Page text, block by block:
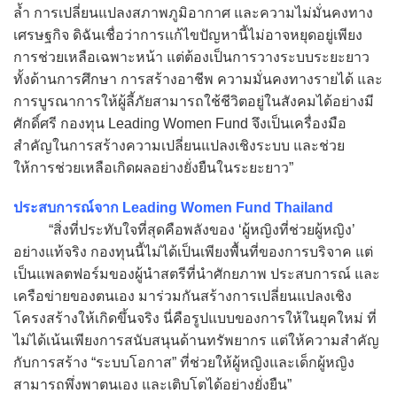
ล้ำ การเปลี่ยนแปลงสภาพภูมิอากาศ และความไม่มั่นคงทาง
เศรษฐกิจ ดิฉันเชื่อว่าการแก้ไขปัญหานี้ไม่อาจหยุดอยู่เพียง
การช่วยเหลือเฉพาะหน้า แต่ต้องเป็นการวางระบบระยะยาว
ทั้งด้านการศึกษา การสร้างอาชีพ ความมั่นคงทางรายได้ และ
การบูรณาการให้ผู้ลี้ภัยสามารถใช้ชีวิตอยู่ในสังคมได้อย่างมี
ศักดิ์ศรี กองทุน Leading Women Fund จึงเป็นเครื่องมือ
สำคัญในการสร้างความเปลี่ยนแปลงเชิงระบบ และช่วย
ให้การช่วยเหลือเกิดผลอย่างยั่งยืนในระยะยาว”
ประสบการณ์จาก Leading Women Fund Thailand
“สิ่งที่ประทับใจที่สุดคือพลังของ ‘ผู้หญิงที่ช่วยผู้หญิง’
อย่างแท้จริง กองทุนนี้ไม่ได้เป็นเพียงพื้นที่ของการบริจาค แต่
เป็นแพลตฟอร์มของผู้นำสตรีที่นำศักยภาพ ประสบการณ์ และ
เครือข่ายของตนเอง มาร่วมกันสร้างการเปลี่ยนแปลงเชิง
โครงสร้างให้เกิดขึ้นจริง นี่คือรูปแบบของการให้ในยุคใหม่ ที่
ไม่ได้เน้นเพียงการสนับสนุนด้านทรัพยากร แต่ให้ความสำคัญ
กับการสร้าง “ระบบโอกาส” ที่ช่วยให้ผู้หญิงและเด็กผู้หญิง
สามารถพึ่งพาตนเอง และเติบโตได้อย่างยั่งยืน”